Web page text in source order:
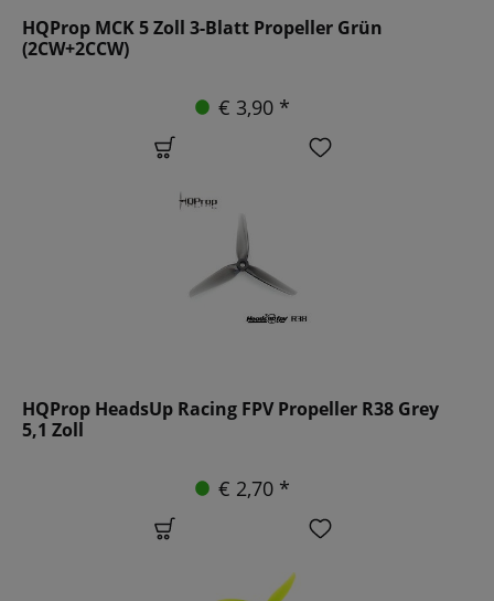
HQProp MCK 5 Zoll 3-Blatt Propeller Grün
(2CW+2CCW)
€ 3,90 *
HQProp HeadsUp Racing FPV Propeller R38 Grey
5,1 Zoll
€ 2,70 *